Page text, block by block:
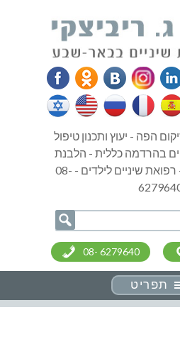
הפה - יעוץ ותכנון טיפול
בהרדמה כללית - הלבנת
שיניים ואסתטיקה - רפואת שיניים לילדים - 08-
08- 6279640
תפריט